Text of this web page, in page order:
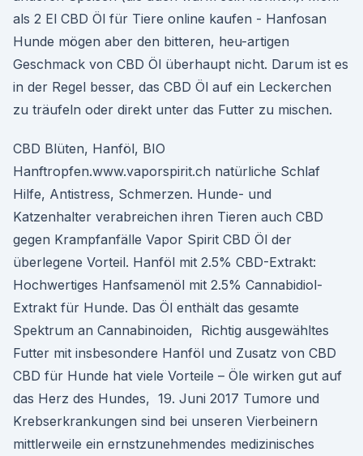
als 2 El CBD Öl für Tiere online kaufen - Hanfosan
Hunde mögen aber den bitteren, heu-artigen
Geschmack von CBD Öl überhaupt nicht. Darum ist es
in der Regel besser, das CBD Öl auf ein Leckerchen
zu träufeln oder direkt unter das Futter zu mischen.
CBD Blüten, Hanföl, BIO
Hanftropfen.www.vaporspirit.ch natürliche Schlaf
Hilfe, Antistress, Schmerzen. Hunde- und
Katzenhalter verabreichen ihren Tieren auch CBD
gegen Krampfanfälle Vapor Spirit CBD Öl der
überlegene Vorteil. Hanföl mit 2.5% CBD-Extrakt:
Hochwertiges Hanfsamenöl mit 2.5% Cannabidiol-
Extrakt für Hunde. Das Öl enthält das gesamte
Spektrum an Cannabinoiden, Richtig ausgewähltes
Futter mit insbesondere Hanföl und Zusatz von CBD
CBD für Hunde hat viele Vorteile – Öle wirken gut auf
das Herz des Hundes, 19. Juni 2017 Tumore und
Krebserkrankungen sind bei unseren Vierbeinern
mittlerweile ein ernstzunehmendes medizinisches